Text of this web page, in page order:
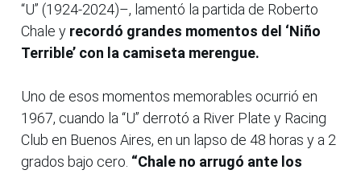
“U” (1924-2024)–, lamentó la partida de Roberto
Chale y recordó grandes momentos del ‘Niño
Terrible’ con la camiseta merengue.
Uno de esos momentos memorables ocurrió en
1967, cuando la “U” derrotó a River Plate y Racing
Club en Buenos Aires, en un lapso de 48 horas y a 2
grados bajo cero. “Chale no arrugó ante los